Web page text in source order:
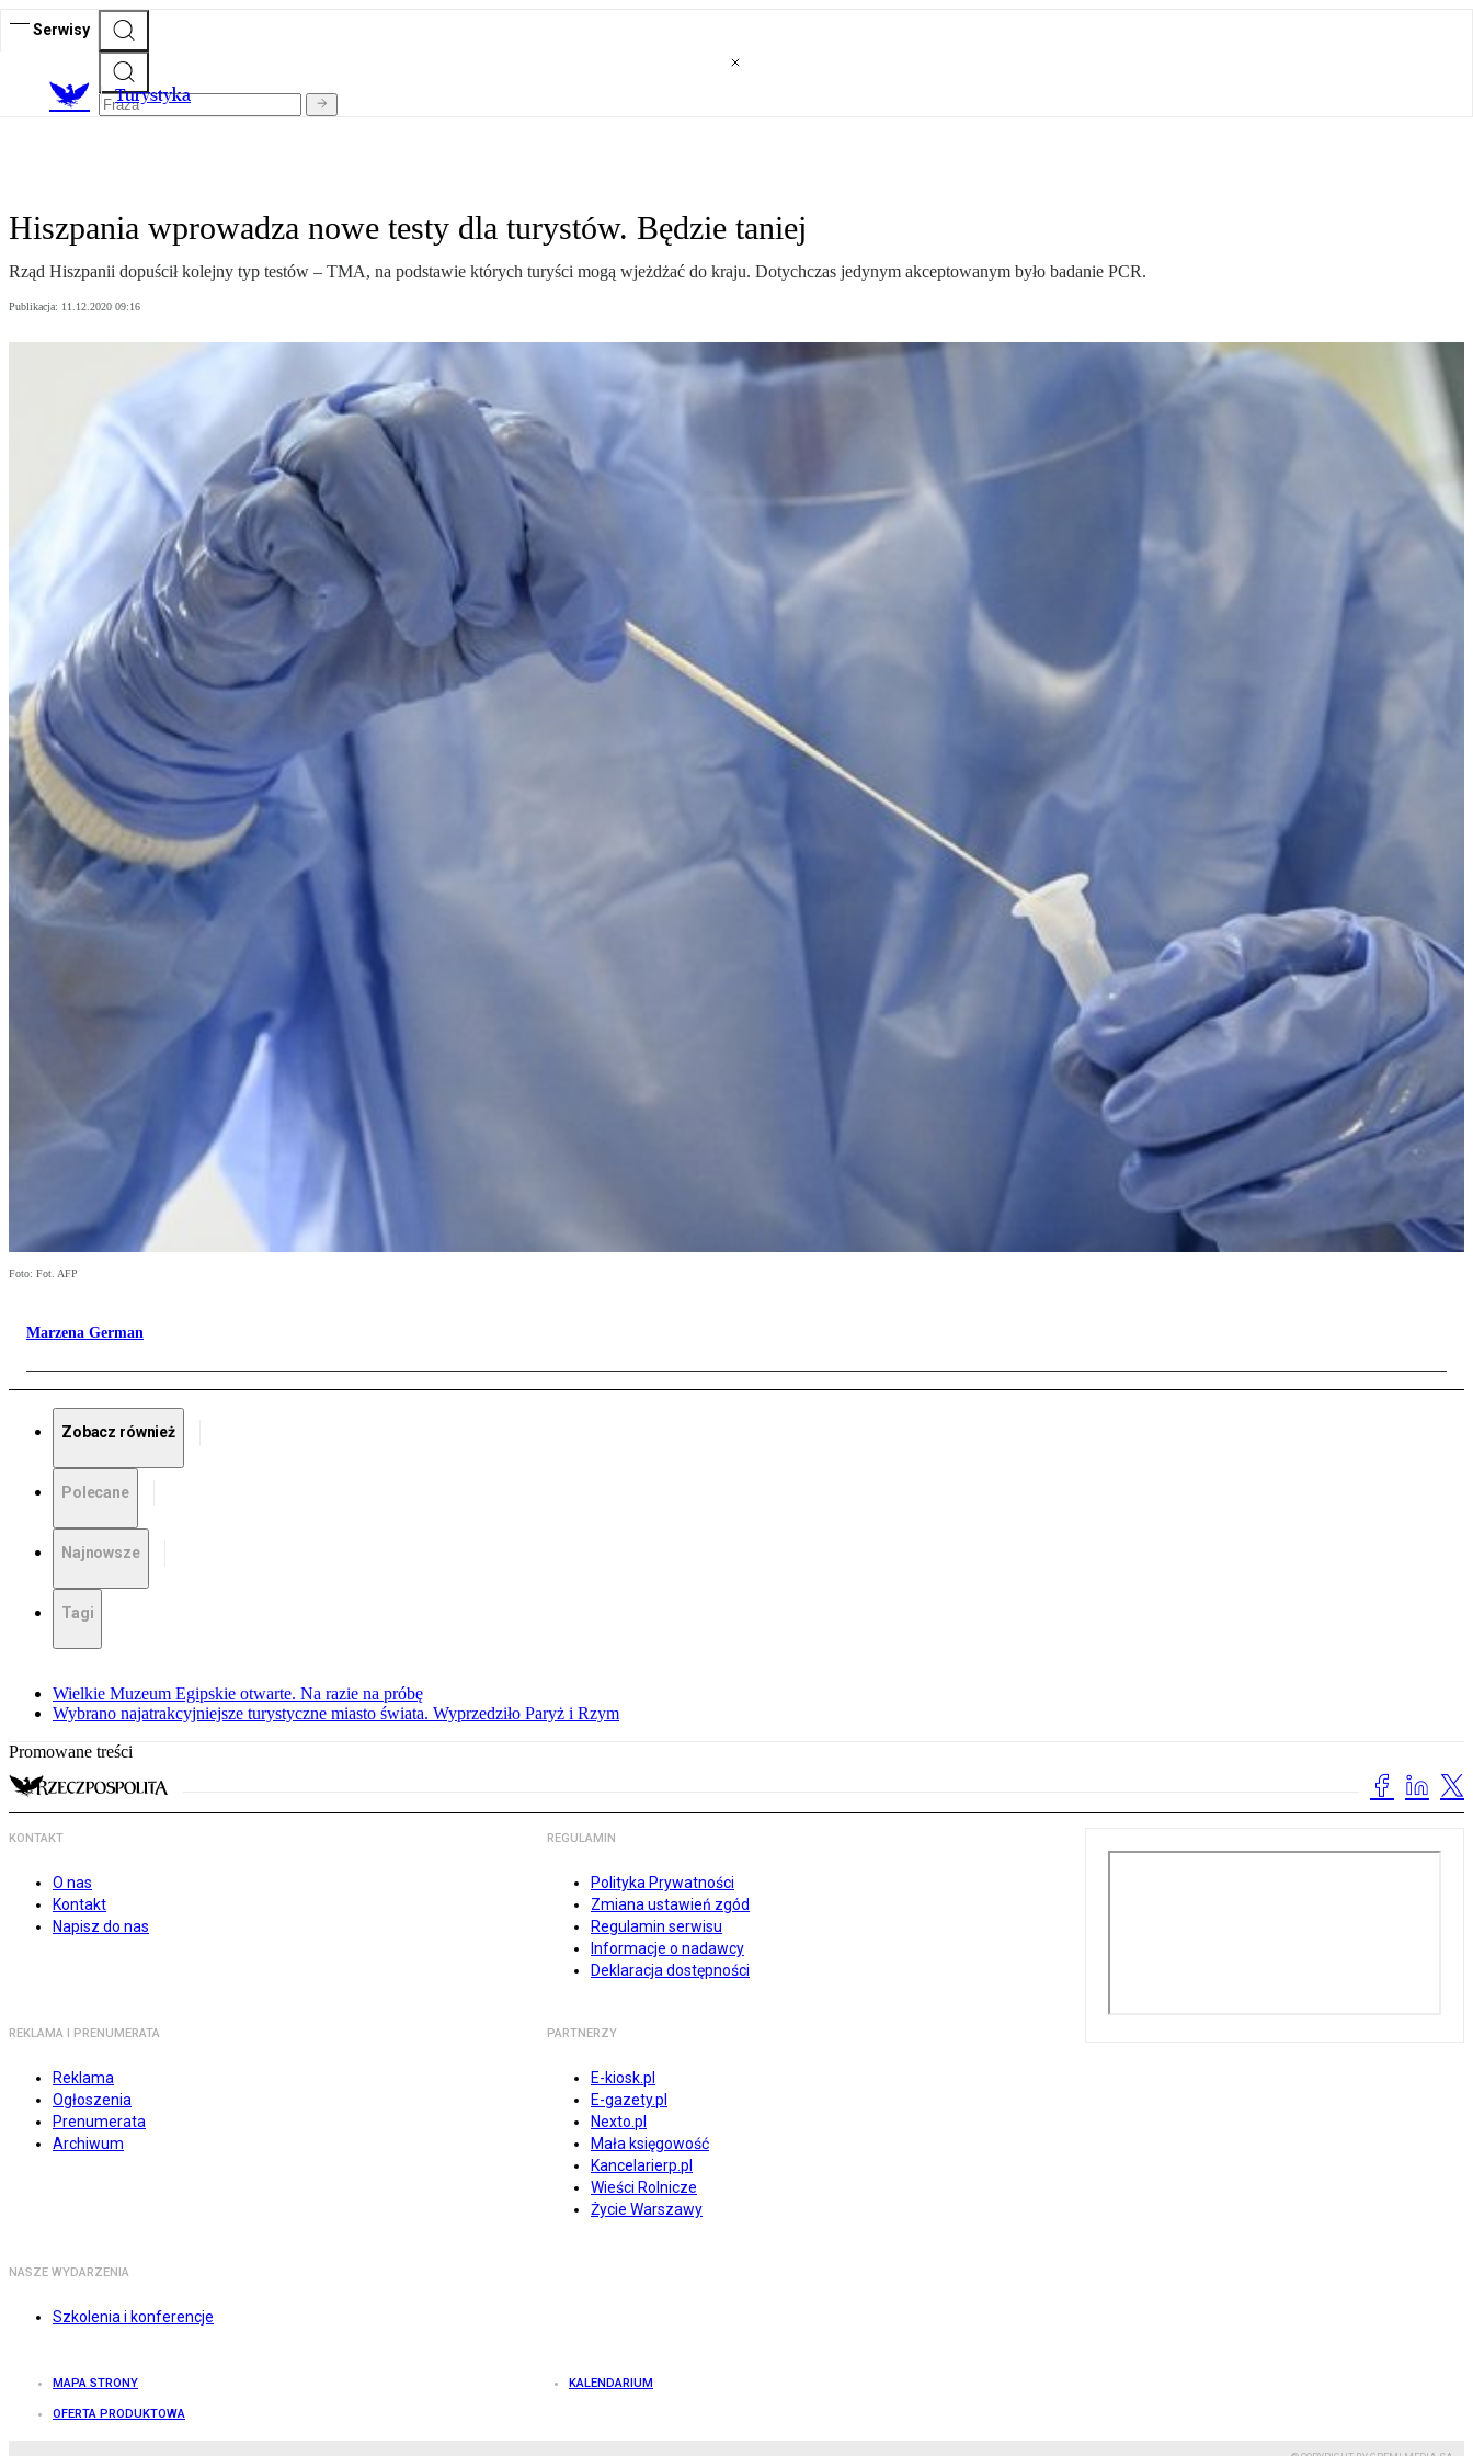
Serwisy
Turystyka
Hiszpania wprowadza nowe testy dla turystów. Będzie taniej
Rząd Hiszpanii dopuścił kolejny typ testów – TMA, na podstawie których turyści mogą wjeżdżać do kraju. Dotychczas jedynym akceptowanym było badanie PCR.
Publikacja: 11.12.2020 09:16
Foto: Fot. AFP
Marzena German
Zobacz również
Polecane
Najnowsze
Tagi
Wielkie Muzeum Egipskie otwarte. Na razie na próbę
Wybrano najatrakcyjniejsze turystyczne miasto świata. Wyprzedziło Paryż i Rzym
Promowane treści
KONTAKT
O nas
Kontakt
Napisz do nas
REGULAMIN
Polityka Prywatności
Zmiana ustawień zgód
Regulamin serwisu
Informacje o nadawcy
Deklaracja dostępności
REKLAMA I PRENUMERATA
Reklama
Ogłoszenia
Prenumerata
Archiwum
PARTNERZY
E-kiosk.pl
E-gazety.pl
Nexto.pl
Mała księgowość
Kancelarierp.pl
Wieści Rolnicze
Życie Warszawy
NASZE WYDARZENIA
Szkolenia i konferencje
MAPA STRONY KALENDARIUM
OFERTA PRODUKTOWA